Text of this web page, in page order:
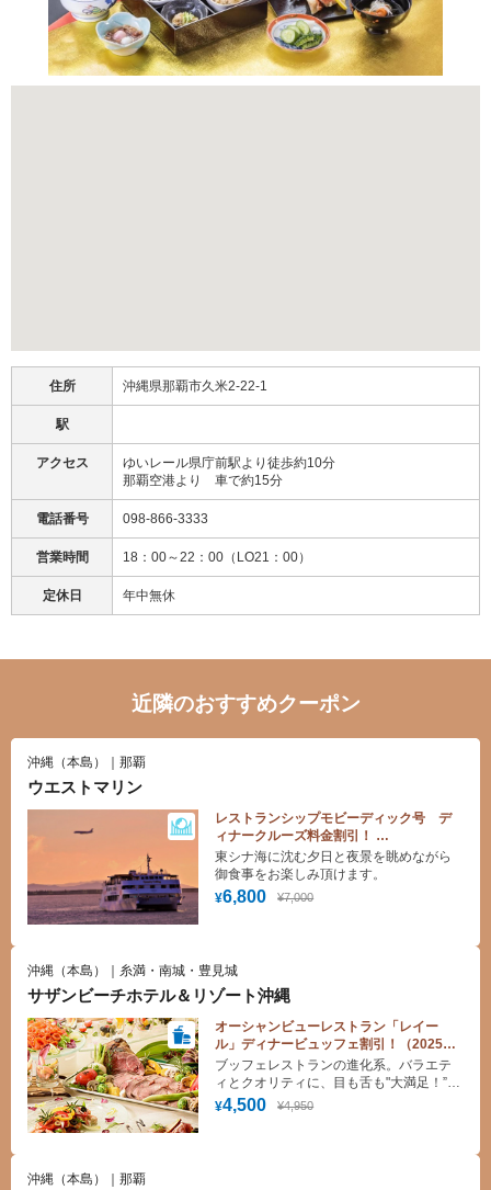
住所 沖縄県那覇市久米2-22-1
駅
アクセス
ゆいレール県庁前駅より徒歩約10分
那覇空港より 車で約15分
電話番号 098-866-3333
営業時間 18：00～22：00（LO21：00）
定休日 年中無休
近隣のおすすめクーポン
沖縄（本島）｜那覇
ウエストマリン
レストランシップモビーディック号 デ
ィナークルーズ料金割引！
ディナービュッフェ又はBBQビュッフェ
（期間４月～11月）
¥6,800 ¥7,000
東シナ海に沈む夕日と夜景を眺めながら
御食事をお楽しみ頂けます。
沖縄（本島）｜糸満・南城・豊見城
サザンビーチホテル＆リゾート沖縄
オーシャンビューレストラン「レイー
ル」ディナービュッフェ割引！（2025年
12/31～2026年1/2含む除外日設定あり）
¥4,500 ¥4,950
ブッフェレストランの進化系。バラエテ
ィとクオリティに、目も舌も"大満足！”を
お約束。スタイルはカジュアルでも味は
本格的。前菜からデザートまで、コース
沖縄（本島）｜那覇